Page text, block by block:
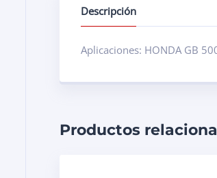
Descripción
Aplicaciones: HONDA GB
Productos